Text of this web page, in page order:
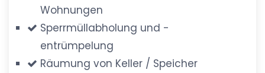
Wohnungen
Sperrmüllabholung und -
entrümpelung
Räumung von Keller / Speicher